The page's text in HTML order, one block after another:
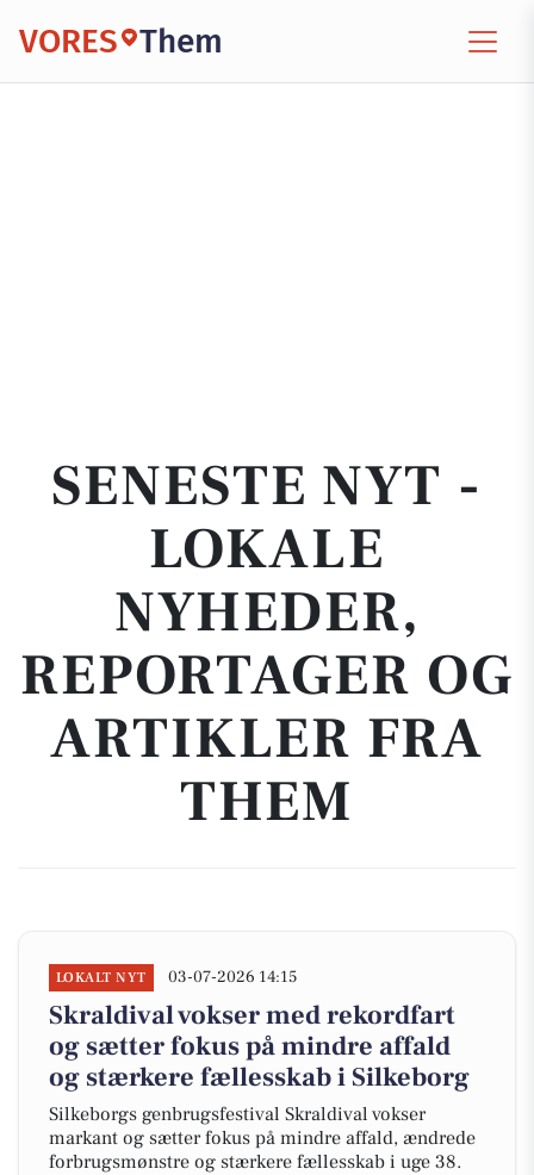
VORES Them
SENESTE NYT -
LOKALE
NYHEDER,
REPORTAGER OG
ARTIKLER FRA
THEM
LOKALT NYT 03-07-2026 14:15
Skraldival vokser med rekordfart
og sætter fokus på mindre affald
og stærkere fællesskab i Silkeborg
Silkeborgs genbrugsfestival Skraldival vokser
markant og sætter fokus på mindre affald, ændrede
forbrugsmønstre og stærkere fællesskab i uge 38.